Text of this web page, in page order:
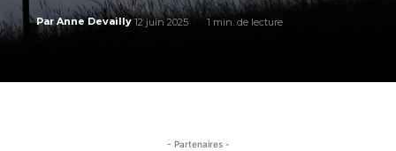
Par Anne Devailly 12 juin 2025 1 min. de lecture
- Partenaires -